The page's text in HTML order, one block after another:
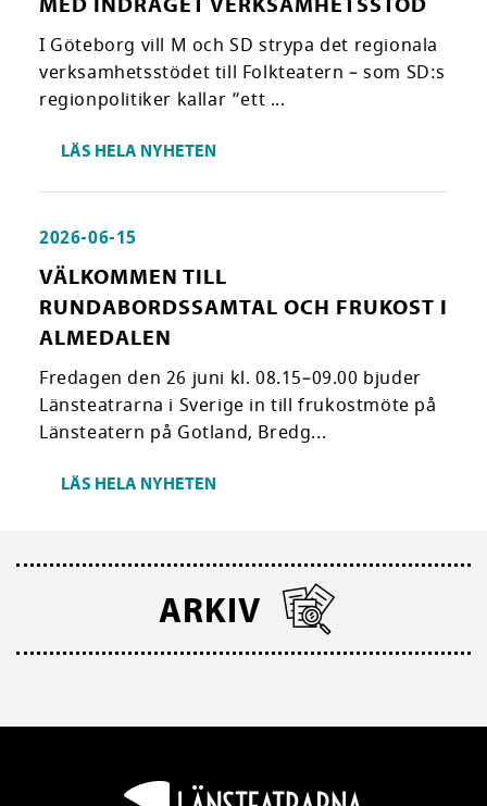
I Göteborg vill M och SD strypa det regionala
verksamhetsstödet till Folkteatern – som SD:s
regionpolitiker kallar ”ett ...
LÄS HELA NYHETEN
2026-06-15
VÄLKOMMEN TILL
RUNDABORDSSAMTAL OCH FRUKOST I
ALMEDALEN
Fredagen den 26 juni kl. 08.15–09.00 bjuder
Länsteatrarna i Sverige in till frukostmöte på
Länsteatern på Gotland, Bredg...
LÄS HELA NYHETEN
ARKIV